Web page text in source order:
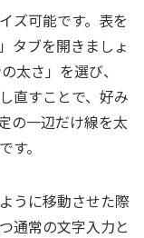
ズ可能です。表を
タブを開きましょ
太さ」を選び、
直すことで、好み
の一辺だけ線を太
。
うに移動させた際
通常の文字入力と